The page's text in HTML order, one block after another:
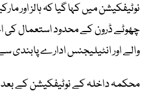
نوٹیفکیشن میں کہا گیا کہ ہالز اور
چھوٹے ڈرون کے محدود استعمال کی
والے اور انٹیلیجنس ادارے پابندی
محکمہ داخلہ کے نوٹیفکیشن کے بعد